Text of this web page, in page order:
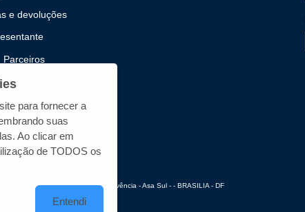
e devoluções
Parceiros
0019-72 - UnB, Centro de Vivência - Asa Sul - - BRASILIA - DF
para fornecer a
suas
Ao clicar em
de TODOS os
Entendi